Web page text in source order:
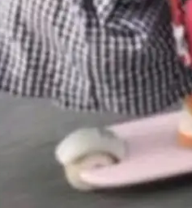
第一个： "下载
修改 agent ...
京ICP备2025119063号